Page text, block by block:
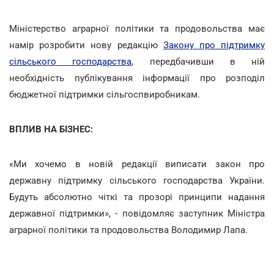
Міністерство аграрної політики та продовольства має
намір розробити нову редакцію Закону про підтримку
сільського господарства, передбачивши в ній
необхідність публікування інформації про розподіл
бюджетної підтримки сільгоспвиробникам.
ВПЛИВ НА БІЗНЕС:
«Ми хочемо в новій редакції виписати закон про
державну підтримку сільського господарства України.
Будуть абсолютно чіткі та прозорі принципи надання
державної підтримки», - повідомляє заступник Міністра
аграрної політики та продовольства Володимир Лапа.